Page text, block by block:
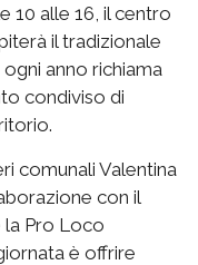
10 alle 16, il centro
il tradizionale
anno richiama
condiviso di
comunali Valentina
con il
la Pro Loco
è offrire